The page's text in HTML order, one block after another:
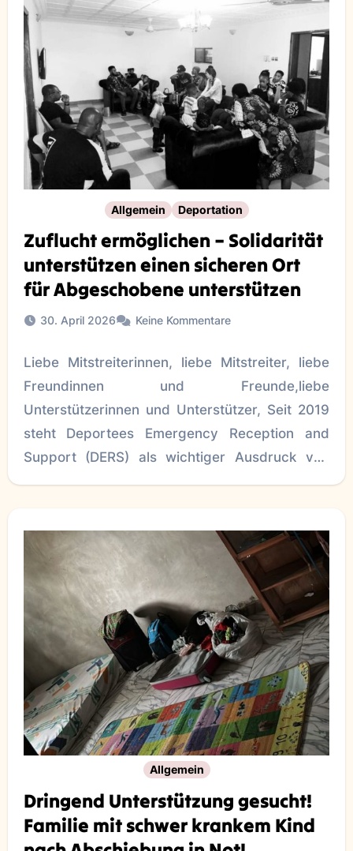
Allgemein Deportation
Zuflucht ermöglichen – Solidarität
unterstützen einen sicheren Ort
für Abgeschobene unterstützen
30. April 2026 Keine Kommentare
Liebe Mitstreiterinnen, liebe Mitstreiter, liebe
Freundinnen und Freunde,liebe
Unterstützerinnen und Unterstützer, Seit 2019
steht Deportees Emergency Reception and
Support (DERS) als wichtiger Ausdruck von
Solidarität für Menschen, die von
Allgemein
Dringend Unterstützung gesucht!
Familie mit schwer krankem Kind